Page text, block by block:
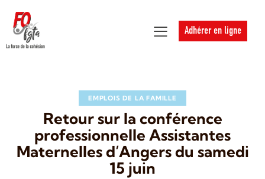
Adhérer en ligne
EMPLOIS DE LA FAMILLE
Retour sur la conférence
professionnelle Assistantes
Maternelles d’Angers du samedi
15 juin